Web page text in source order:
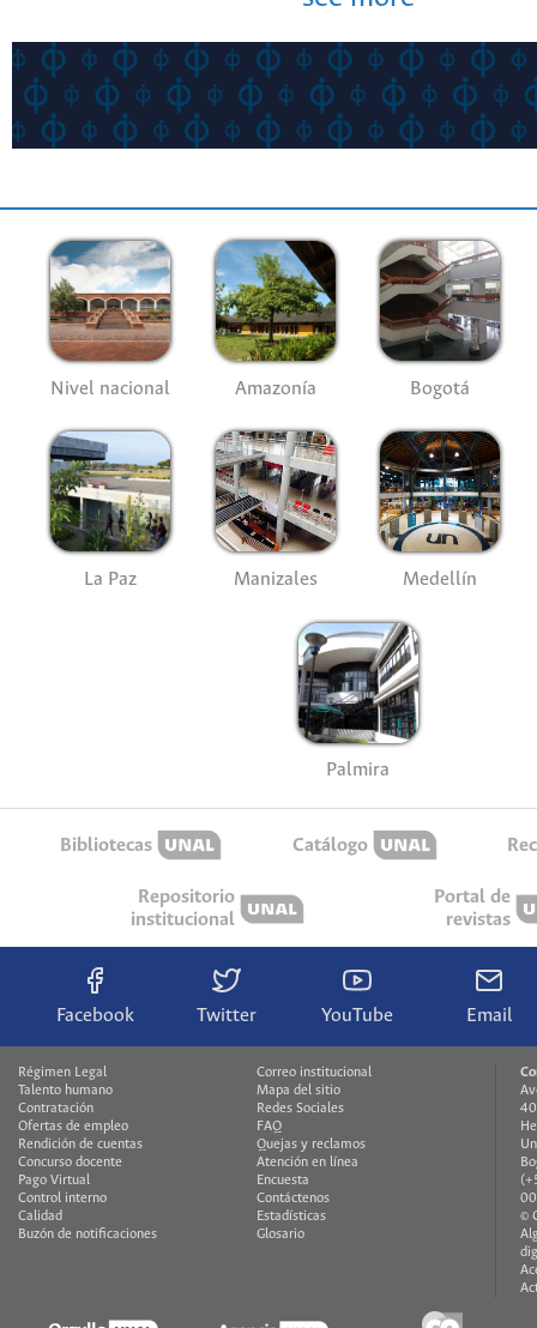
Nivel nacional Amazonía Bogotá
La Paz Manizales Medellín
Palmira
Bibliotecas Catálogo
Repositorio
institucional
Portal de
revistas
Facebook Twitter YouTube Email
Régimen Legal
Talento humano
Contratación
Ofertas de empleo
Rendición de cuentas
Concurso docente
Pago Virtual
Control interno
Calidad
Buzón de notificaciones
Correo institucional
Mapa del sitio
Redes Sociales
FAQ
Quejas y reclamos
Atención en línea
Encuesta
Contáctenos
Estadísticas
Glosario
©